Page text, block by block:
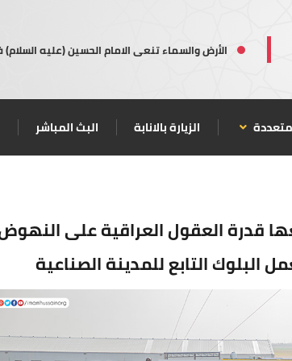
الأرض والسماء تنعى الامام الحسين (عليه
الزيارة بالانابة البث المباشر
قدرة العقول العراقية على
التابع للمدينة الصناعية